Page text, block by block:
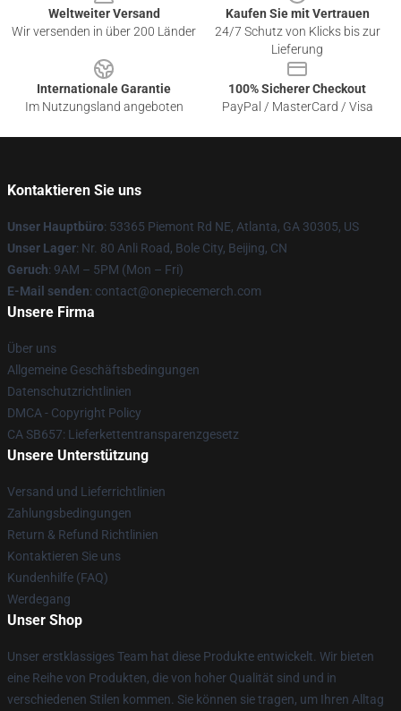
Weltweiter Versand
Wir versenden in über 200 Länder
Kaufen Sie mit Vertrauen
24/7 Schutz von Klicks bis zur
Lieferung
Internationale Garantie
Im Nutzungsland angeboten
100% Sicherer Checkout
PayPal / MasterCard / Visa
Kontaktieren Sie uns
Unser Hauptbüro: 53365 Piemont Rd NE, Atlanta, GA 30305, US
Unser Lager: Nr. 80 Anli Road, Bole City, Beijing, CN
Geruch: 9AM – 5PM (Mon – Fri)
E-Mail senden: contact@onepiecemerch.com
Unsere Firma
Über uns
Allgemeine Geschäftsbedingungen
Datenschutzrichtlinien
DMCA - Copyright Policy
CA SB657: Lieferkettentransparenzgesetz
Unsere Unterstützung
Versand und Lieferrichtlinien
Zahlungsbedingungen
Return & Refund Richtlinien
Kontaktieren Sie uns
Kundenhilfe (FAQ)
Werdegang
Unser Shop
Unser erstklassiges Team hat diese Produkte entwickelt. Wir bieten
eine Reihe von Produkten, die von hoher Qualität sind und in
verschiedenen Stilen kommen. Sie können sie tragen, um Ihren Alltag